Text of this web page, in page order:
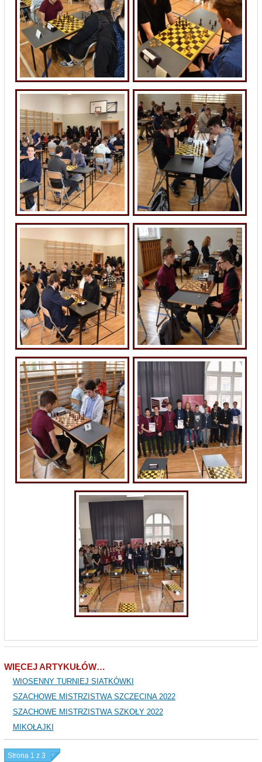
WIĘCEJ ARTYKUŁÓW…
WIOSENNY TURNIEJ SIATKÓWKI
SZACHOWE MISTRZISTWA SZCZECINA 2022
SZACHOWE MISTRZISTWA SZKOŁY 2022
MIKOŁAJKI
Strona 1 z 3